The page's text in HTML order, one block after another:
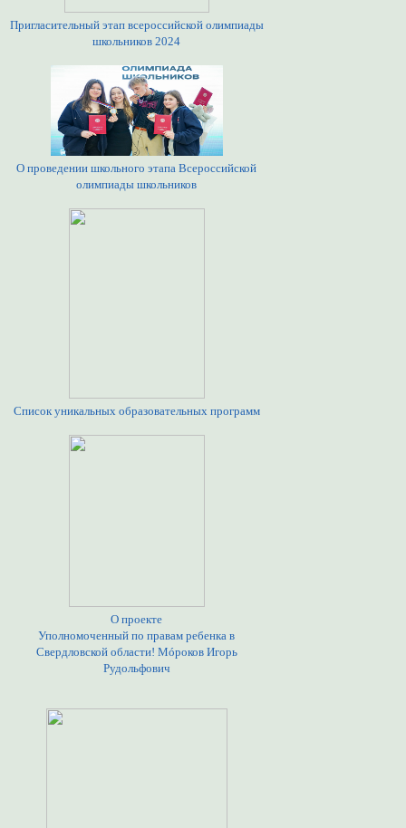
Пригласительный этап всероссийской олимпиады
школьников 2024
О проведении школьного этапа Всероссийской
олимпиады школьников
Список уникальных образовательных программ
О проекте
Уполномоченный по правам ребенка в
Свердловской области! Мóроков Игорь
Рудольфович